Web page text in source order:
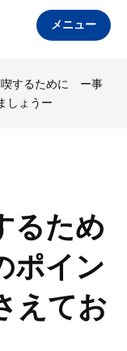
メニュー
喫するために ー事
しょうー
るため
ポイン
えてお